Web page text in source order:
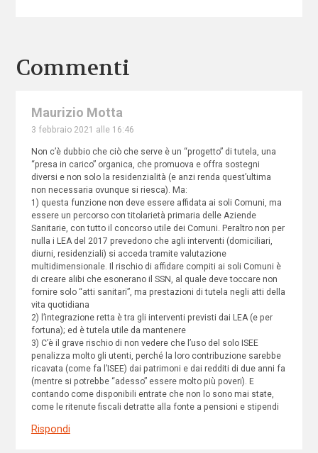
Commenti
Maurizio Motta
3 febbraio 2021 alle 16:46
Non c’è dubbio che ciò che serve è un “progetto” di tutela, una
“presa in carico” organica, che promuova e offra sostegni
diversi e non solo la residenzialità (e anzi renda quest’ultima
non necessaria ovunque si riesca). Ma:
1) questa funzione non deve essere affidata ai soli Comuni, ma
essere un percorso con titolarietà primaria delle Aziende
Sanitarie, con tutto il concorso utile dei Comuni. Peraltro non per
nulla i LEA del 2017 prevedono che agli interventi (domiciliari,
diurni, residenziali) si acceda tramite valutazione
multidimensionale. Il rischio di affidare compiti ai soli Comuni è
di creare alibi che esonerano il SSN, al quale deve toccare non
fornire solo “atti sanitari”, ma prestazioni di tutela negli atti della
vita quotidiana
2) l’integrazione retta è tra gli interventi previsti dai LEA (e per
fortuna); ed è tutela utile da mantenere
3) C’è il grave rischio di non vedere che l’uso del solo ISEE
penalizza molto gli utenti, perché la loro contribuzione sarebbe
ricavata (come fa l’ISEE) dai patrimoni e dai redditi di due anni fa
(mentre si potrebbe “adesso” essere molto più poveri). E
contando come disponibili entrate che non lo sono mai state,
come le ritenute fiscali detratte alla fonte a pensioni e stipendi
Rispondi